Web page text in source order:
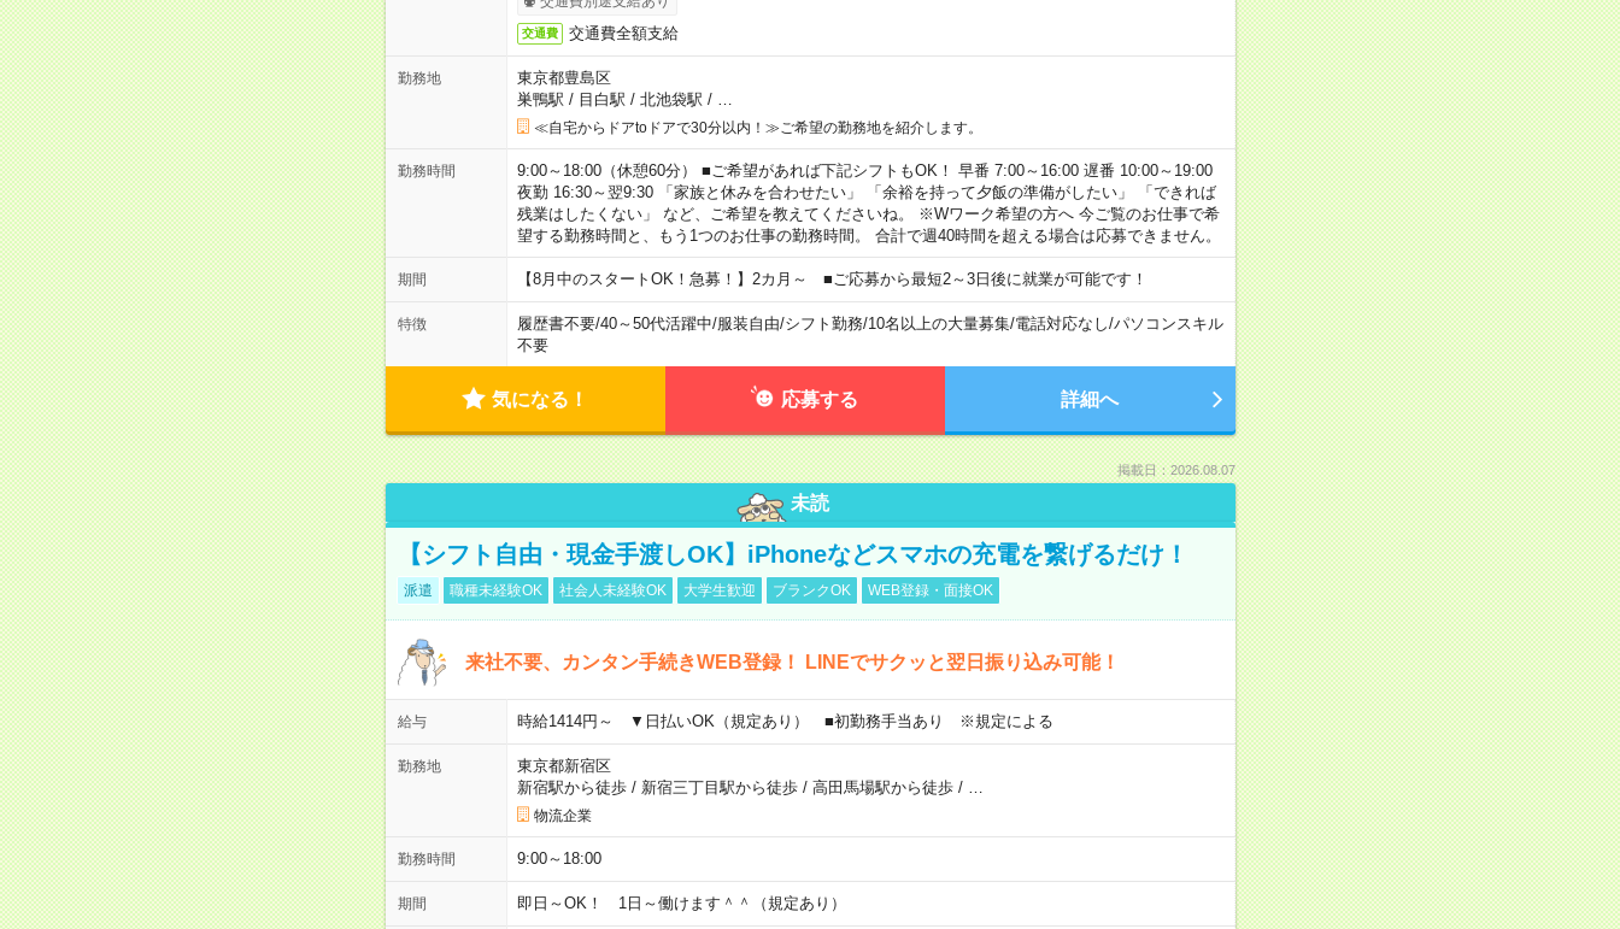
交通費 交通費全額支給
勤務地
東京都豊島区
巣鴨駅 / 目白駅 / 北池袋駅 /
≪自宅からドアtoドアで30分以内！≫ご希望の勤務地を紹介します。
勤務時間
9:00～18:00（休憩60分） ■ご希望があれば下記シフトもOK！ 早番 7:00～16:00 遅番 10:00～19:00
夜勤 16:30～翌9:30 「家族と休みを合わせたい」 「余裕を持って夕飯の準備がしたい」 「できれば
残業はしたくない」 など、ご希望を教えてくださいね。 ※Wワーク希望の方へ 今ご覧のお仕事で希
望する勤務時間と、もう1つのお仕事の勤務時間。 合計で週40時間を超える場合は応募できません。
期間 【8月中のスタートOK！急募！】2カ月～ ■ご応募から最短2～3日後に就業が可能です！
特徴 履歴書不要/40～50代活躍中/服装自由/シフト勤務/10名以上の大量募集/電話対応なし/パソコンスキル
不要
気になる！ 応募する 詳細へ
掲載日：2026.08.07
未読
【シフト自由・現金手渡しOK】iPhoneなどスマホの充電を繋げるだけ！
派遣 職種未経験OK 社会人未経験OK 大学生歓迎 ブランクOK WEB登録・面接OK
来社不要、カンタン手続きWEB登録！ LINEでサクッと翌日振り込み可能！
給与 時給1414円～ ▼日払いOK（規定あり） ■初勤務手当あり ※規定による
勤務地
東京都新宿区
新宿駅から徒歩/ 新宿三丁目駅から徒歩/ 高田馬場駅から徒歩/
物流企業
勤務時間 9:00～18:00
期間 即日～OK！ 1日～働けます＾＾（規定あり）